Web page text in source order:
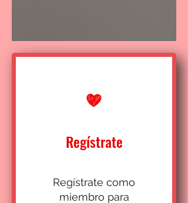
Regístrate
Regístrate como
miembro para